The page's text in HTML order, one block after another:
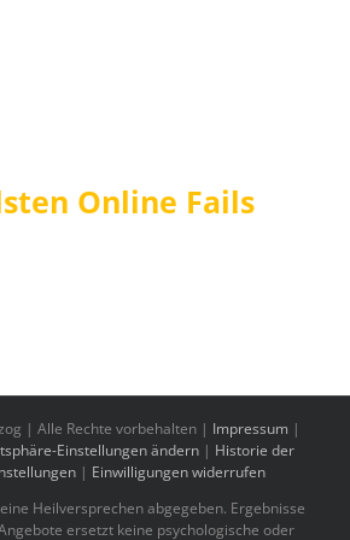
Online Fails
| Alle Rechte vorbehalten | Impressum |
Einstellungen ändern| Historie der
| Einwilligungen widerrufen
Heilversprechen abgegeben. Ergebnisse
ersetzt keine psychologische oder